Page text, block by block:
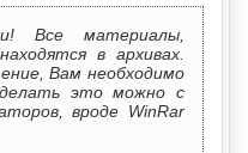
Все материалы,
в архивах.
Вам необходимо
это можно с
вроде WinRar